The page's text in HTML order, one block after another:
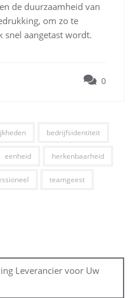
de duurzaamheid van
om zo te
aangetast wordt.
0
bedrijfsidentiteit
eenheid herkenbaarheid
teamgeest
Leverancier voor Uw